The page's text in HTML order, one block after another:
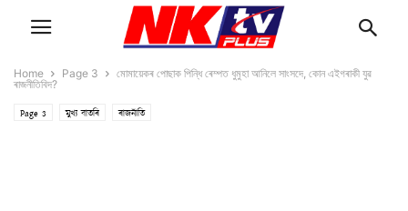
Home Page 3
মোমায়েকৰ পোছাক পিন্ধি ৰেম্পত ধুমুহা আনিলে সাংসদে, কোন এইগৰাকী যুৱ
ৰাজনীতিবিদ?
Page 3 মুখ্য বাতৰি ৰাজনীতি